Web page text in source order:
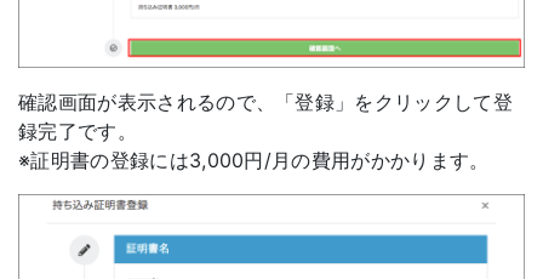
確認画面が表示されるので、「登録」をクリックして登
録完了です。
※証明書の登録には3,000円/月の費用がかかります。